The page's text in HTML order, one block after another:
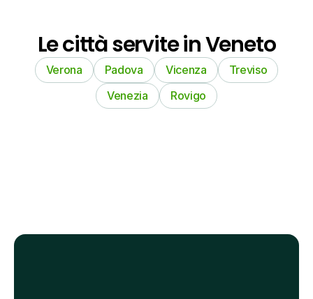
Le città servite in Veneto
Verona Padova Vicenza
Treviso
Venezia
Rovigo